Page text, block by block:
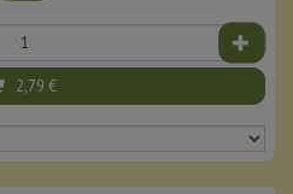
2,79€